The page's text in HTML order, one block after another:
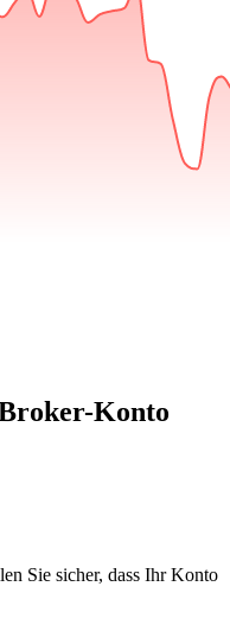
Konto
Sie sicher, dass Ihr Konto